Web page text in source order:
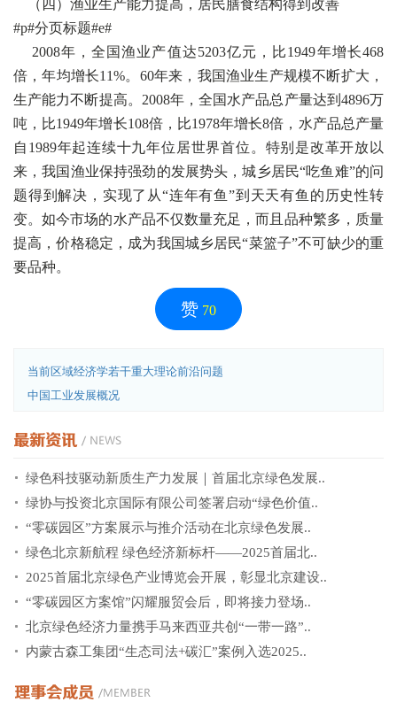
（四）渔业生产能力提高，居民膳食结构得到改善
#p#分页标题#e#
2008年，全国渔业产值达5203亿元，比1949年增长468
倍，年均增长11%。60年来，我国渔业生产规模不断扩大，
生产能力不断提高。2008年，全国水产品总产量达到4896万
吨，比1949年增长108倍，比1978年增长8倍，水产品总产量
自1989年起连续十九年位居世界首位。特别是改革开放以
来，我国渔业保持强劲的发展势头，城乡居民“吃鱼难”的问
题得到解决，实现了从“连年有鱼”到天天有鱼的历史性转
变。如今市场的水产品不仅数量充足，而且品种繁多，质量
提高，价格稳定，成为我国城乡居民“菜篮子”不可缺少的重
要品种。
赞 70
当前区域经济学若干重大理论前沿问题
中国工业发展概况
绿色科技驱动新质生产力发展｜首届北京绿色发展..
绿协与投资北京国际有限公司签署启动“绿色价值..
“零碳园区”方案展示与推介活动在北京绿色发展..
绿色北京新航程 绿色经济新标杆——2025首届北..
2025首届北京绿色产业博览会开展，彰显北京建设..
“零碳园区方案馆”闪耀服贸会后，即将接力登场..
北京绿色经济力量携手马来西亚共创“一带一路”..
内蒙古森工集团“生态司法+碳汇”案例入选2025..